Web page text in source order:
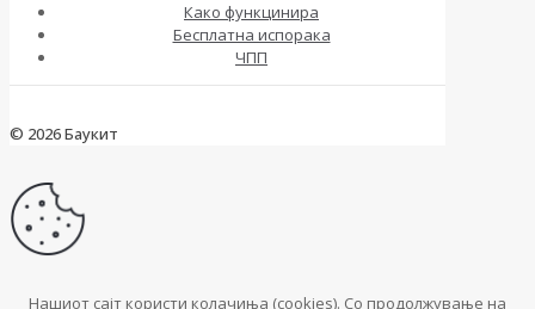
Како функцинира
Бесплатна испорака
ЧПП
© 2026 Баукит
Нашиот сајт користи колачиња (cookies). Со продолжување на